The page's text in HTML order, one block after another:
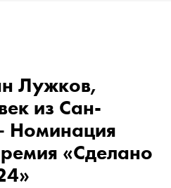
Лужков,
из Сан-
Номинация
«Сделано